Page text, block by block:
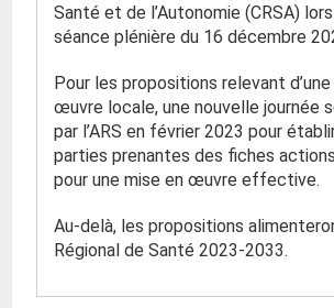
Santé et de l’Autonomie (CRSA)
séance plénière du 16 décembre
Pour les propositions relevant
œuvre locale, une nouvelle journée
par l’ARS en février 2023 pour
parties prenantes des fiches
pour une mise en œuvre effective.
Au-delà, les propositions
Régional de Santé 2023-2033.